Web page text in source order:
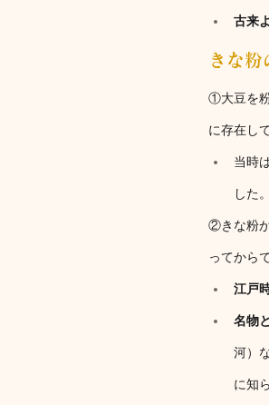
古来
きな粉
①大豆を
に存在し
当時
した。
②きな粉
ってから
江戸
名物
河）
に知